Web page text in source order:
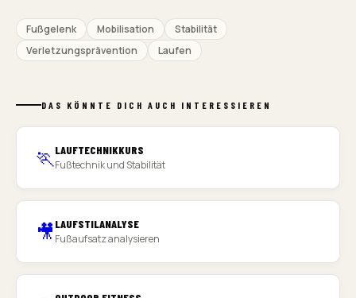
Fußgelenk Mobilisation
Stabilität
Verletzungsprävention
Laufen
DAS KÖNNTE DICH AUCH INTERESSIEREN
🏃 LAUFTECHNIKKURS
Fußtechnik und Stabilität
🎥 LAUFSTILANALYSE
Fußaufsatz analysieren